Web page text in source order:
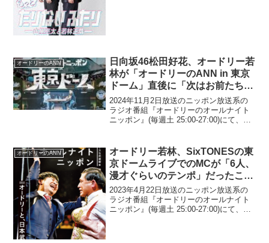
オードリーのANN
日向坂46松田好花、オードリー若
林が「オードリーのANN in 東京
ドーム」直後に「次はお前たちの
番だな」と言っていたと明かす
2024年11月2日放送のニッポン放送系の
ラジオ番組『オードリーのオールナイト
ニッポン』(毎週土 25:00-27:00)にて、日
直後に「次はお前たちの番だな...
オードリーのANN
オードリー若林、SixTONESの東
京ドームライブでのMCが「6人、
漫才ぐらいのテンポ」だったこと
に驚く「仲が良いっていうのもあ
るけど、凄いよな」
2023年4月22日放送のニッポン放送系の
ラジオ番組『オードリーのオールナイト
ニッポン』(毎週土 25:00-27:00)にて、お